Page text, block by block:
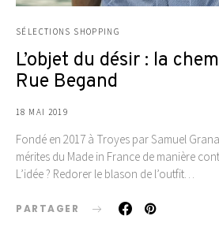
SÉLECTIONS SHOPPING
L’objet du désir : la
Rue Begand
18 MAI 2019
Fondé en 2017 à Troyes par Samuel
mérites du Made in France de manière
L’idée ? Redorer le blason de l’outfit…
PARTAGER